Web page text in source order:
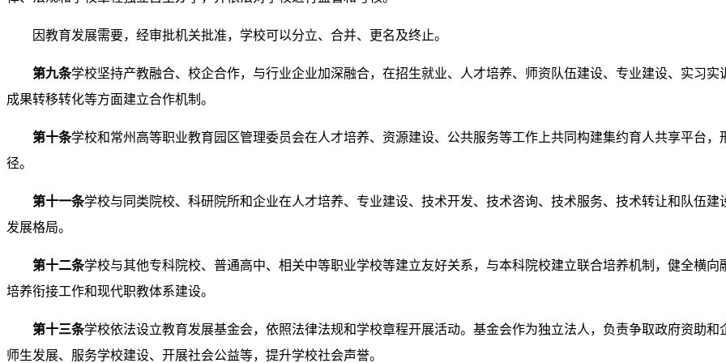
因教育发展需要，经审批机关批准，学校可以分立、合并、更名及终止。
第九条学校坚持产教融合、校企合作，与行业企业加深融合，在招生就业、人才培养、师资队伍建设、专业建设、实习
成果转移转化等方面建立合作机制。
第十条学校和常州高等职业教育园区管理委员会在人才培养、资源建设、公共服务等工作上共同构建集约育人共享平台
径。
第十一条学校与同类院校、科研院所和企业在人才培养、专业建设、技术开发、技术咨询、技术服务、技术转让和队伍
发展格局。
第十二条学校与其他专科院校、普通高中、相关中等职业学校等建立友好关系，与本科院校建立联合培养机制，健全横
培养衔接工作和现代职教体系建设。
第十三条学校依法设立教育发展基金会，依照法律法规和学校章程开展活动。基金会作为独立法人，负责争取政府资助
师生发展、服务学校建设、开展社会公益等，提升学校社会声誉。